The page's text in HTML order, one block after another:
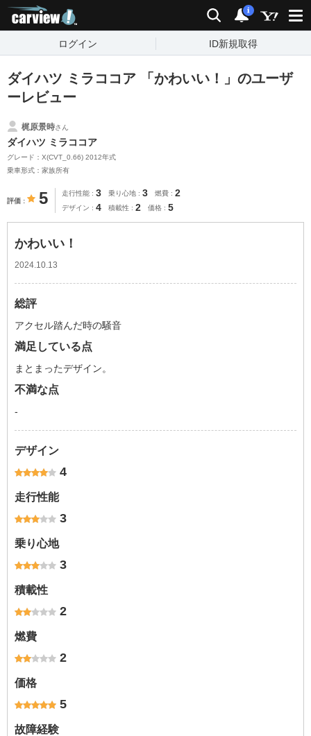
検索 通知
i
ログイン ID新規取得
ダイハツ ミラココア 「かわいい！」のユーザ
ーレビュー
梶原景時さん
ダイハツ ミラココア
グレード：X(CVT_0.66) 2012年式
乗車形式：家族所有
評価 5 走行性能 3 乗り心地 3 燃費 2
デザイン 4 積載性 2 価格 5
かわいい！
2024.10.13
総評
アクセル踏んだ時の騒音
満足している点
まとまったデザイン。
不満な点
-
デザイン
4
走行性能
3
乗り心地
3
積載性
2
燃費
2
価格
5
故障経験